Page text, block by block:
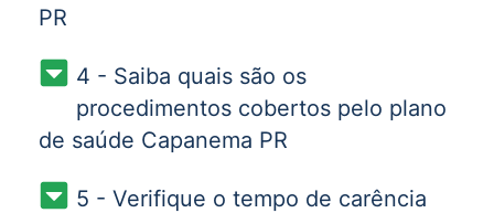
PR
4 - Saiba quais são os
procedimentos cobertos pelo plano
de saúde Capanema PR
5 - Verifique o tempo de carência